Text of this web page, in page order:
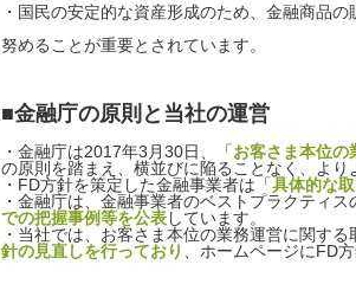
・国民の安定的な資産形成のため、金融商品
努めることが重要とされています。
■金融庁の原則と当社の運営
・金融庁は2017年3月30日、「お客さま本位の
の原則を踏まえ、横並びに陥ることなく、よ
・FD方針を策定した金融事業者は「具体的な
・金融庁は、金融事業者のベストプラクティス
での把握事例等を公表しています。
・当社では、お客さま本位の業務運営に関す
針の見直しを行っており
、ホームページにFD